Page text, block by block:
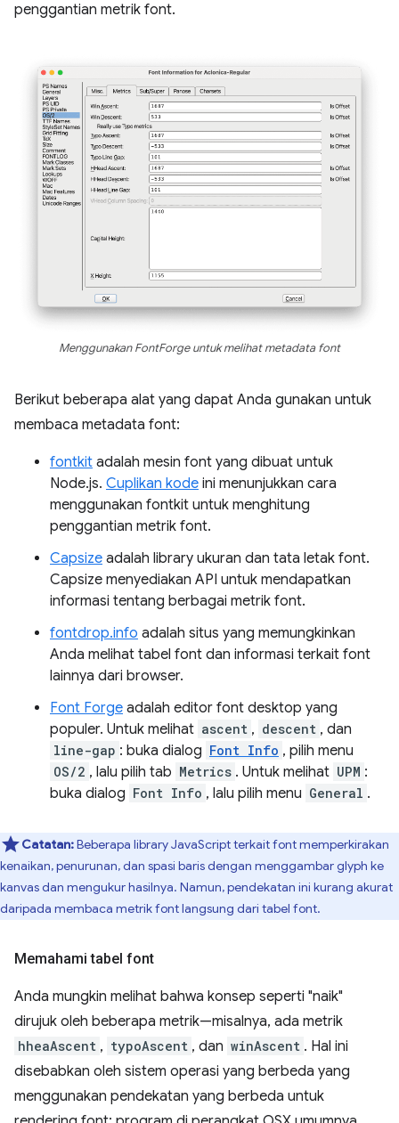
penggantian metrik font.
Menggunakan FontForge untuk melihat metadata font
Berikut beberapa alat yang dapat Anda gunakan untuk
membaca metadata font:
fontkit adalah mesin font yang dibuat untuk
Node.js. Cuplikan kode ini menunjukkan cara
menggunakan fontkit untuk menghitung
penggantian metrik font.
Capsize adalah library ukuran dan tata letak font.
Capsize menyediakan API untuk mendapatkan
informasi tentang berbagai metrik font.
fontdrop.info adalah situs yang memungkinkan
Anda melihat tabel font dan informasi terkait font
lainnya dari browser.
Font Forge adalah editor font desktop yang
populer. Untuk melihat ascent , descent , dan
line-gap : buka dialog Font Info , pilih menu
OS/2 , lalu pilih tab Metrics . Untuk melihat UPM :
buka dialog Font Info , lalu pilih menu General .
Catatan:Beberapa library JavaScript terkait font memperkirakan
kenaikan, penurunan, dan spasi baris dengan menggambar glyph ke
kanvas dan mengukur hasilnya. Namun, pendekatan ini kurang akurat
daripada membaca metrik font langsung dari tabel font.
Memahami tabel font
Anda mungkin melihat bahwa konsep seperti "naik"
dirujuk oleh beberapa metrik—misalnya, ada metrik
hheaAscent , typoAscent , dan winAscent . Hal ini
disebabkan oleh sistem operasi yang berbeda yang
menggunakan pendekatan yang berbeda untuk